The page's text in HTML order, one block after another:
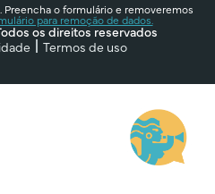
o formulário e removeremos
para remoção de dados.
os direitos reservados
Termos de uso